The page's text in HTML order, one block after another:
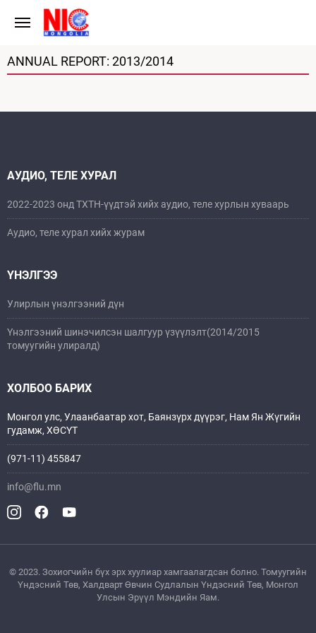
ANNUAL REPORT: 2013/2014
АУДИО, ТЕЛЕ ХУРАЛ
2022-2023 онд ТХТН-үүдтэй хийх аудио, теле хурлын хуваарь
Аудио, теле хурал хийх журам
ҮНЭЛГЭЭ
Улирлын үнэлгээний дүн
Үнэлгээний шинэчилсэн шалгуур үзүүлэлт(2014/2015
томуугийн улиралд)
ХОЛБОО БАРИХ
Монгол улс, Улаанбаатар хот, Баянзүрх дүүрэг, Нам Ян Жүгийн
гудамж, ХӨСҮТ
(971-11) 455847
info@flu.mn
© 2023. Зохиогчийн бүх эрх хуулиар хамгаалагдсан болно. Томуугийн
Үндэсний Төв, Xалдварт Өвчин Судлалын Үндэсний Төв, Монгол
Улсын Эрүүл Мэндийн Яам.